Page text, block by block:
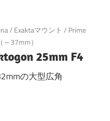
/ Exaktaマウント / Prime
37mm）
25mm F4
の大型広角